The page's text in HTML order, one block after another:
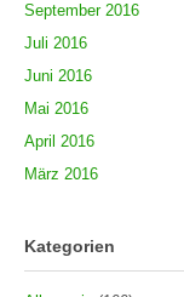
September 2016
Juli 2016
Juni 2016
Mai 2016
April 2016
März 2016
Kategorien